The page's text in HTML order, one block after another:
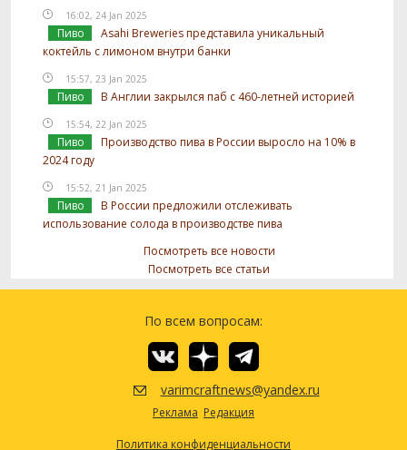
16:02, 24 Jan 2025
Пиво
Asahi Breweries представила уникальный
коктейль с лимоном внутри банки
15:57, 23 Jan 2025
Пиво В Англии закрылся паб с 460-летней историей
15:54, 22 Jan 2025
Пиво
Производство пива в России выросло на 10% в
2024 году
15:52, 21 Jan 2025
Пиво
В России предложили отслеживать
использование солода в производстве пива
Посмотреть все новости
Посмотреть все статьи
По всем вопросам:
varimcraftnews@yandex.ru
Реклама Редакция
Политика конфиденциальности